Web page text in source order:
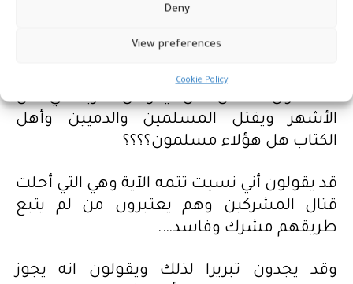
Deny
View preferences
Cookie Policy
والمليشيات المنتشرة في اليمن والعراق
يحدث من قطع للطريق وإجرام في المغرب
وغيره من دول الشمال الإفريقي … فهل هؤلاء
مسلمون؟؟؟ كل من يخوض حربا في كل
الأشهر ويقتل المسلمين والذميين وأهل
الكتاب هل هؤلاء مسلمون؟؟؟؟
قد يقولون أني نسيت تتمه الآية وهي التي أحلت
قتال المشركين وهم يعتبرون من لم يتبع
طريقهم مشرك وفاسد….
وقد يجدون تبريرا لذلك ويقولون انه يجوز